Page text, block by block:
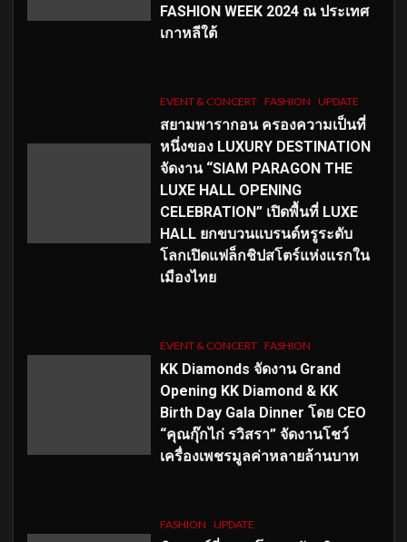
FASHION WEEK 2024 ณ ประเทศ
เกาหลีใต้
EVENT & CONCERT FASHION UPDATE
สยามพารากอน ครองความเป็นที่
หนึ่งของ LUXURY DESTINATION
จัดงาน “SIAM PARAGON THE
LUXE HALL OPENING
CELEBRATION” เปิดพื้นที่ LUXE
HALL ยกขบวนแบรนด์หรูระดับ
โลกเปิดแฟล็กชิปสโตร์แห่งแรกใน
เมืองไทย
EVENT & CONCERT FASHION
KK Diamonds จัดงาน Grand
Opening KK Diamond & KK
Birth Day Gala Dinner โดย CEO
“คุณกุ๊กไก่ รวิสรา” จัดงานโชว์
เครื่องเพชรมูลค่าหลายล้านบาท
FASHION UPDATE